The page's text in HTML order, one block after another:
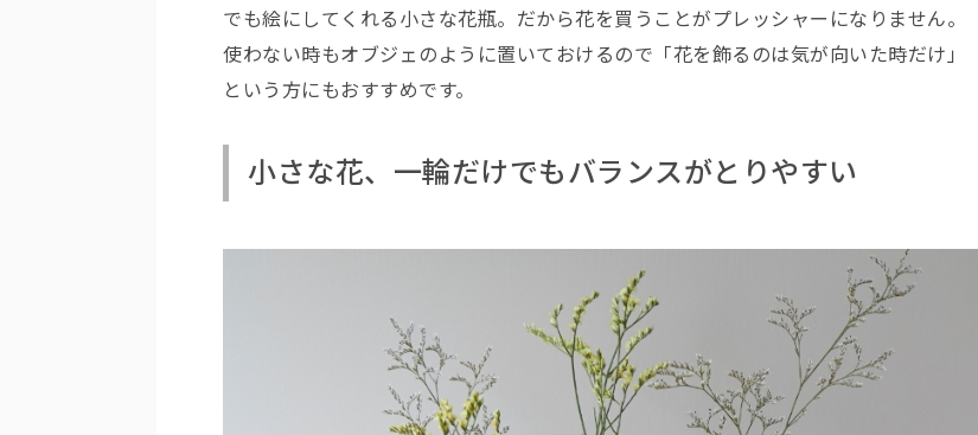
でも絵にしてくれる小さな花瓶。だから花を買うことがプレッシャーになりません。
使わない時もオブジェのように置いておけるので「花を飾るのは気が向いた時だけ」
という方にもおすすめです。
小さな花、一輪だけでもバランスがとりやすい